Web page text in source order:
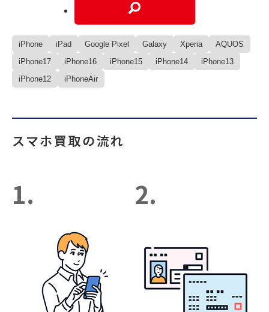
iPhone iPad Google Pixel Galaxy Xperia
AQUOS
iPhone17
iPhone16 iPhone15 iPhone14
iPhone13
iPhone12
iPhoneAir
スマホ買取の流れ
1. 2.